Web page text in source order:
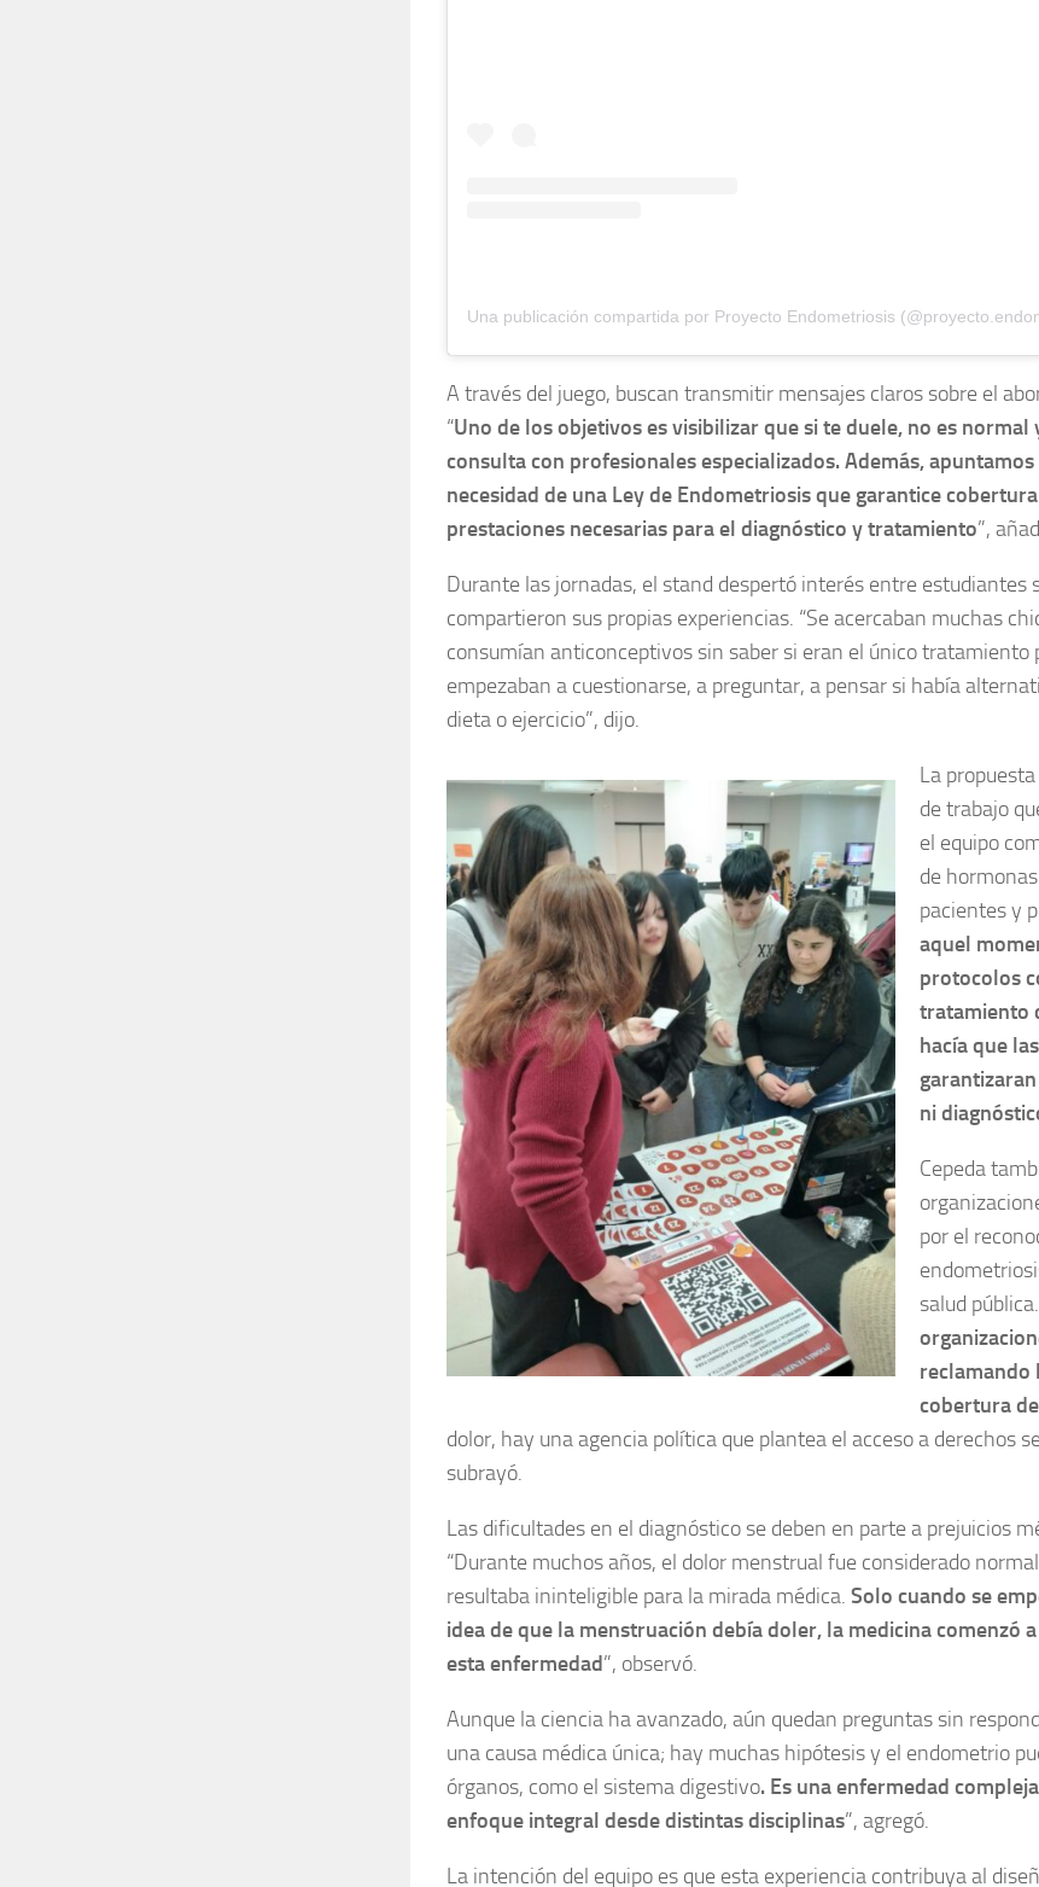
A través del juego, buscan transmitir mensajes claros sobre el
“Uno de los objetivos es visibilizar que si te duele, no es normal
consulta con profesionales especializados. Además,
necesidad de una Ley de Endometriosis que garantice
prestaciones necesarias para el diagnóstico y tratamiento”,
Durante las jornadas, el stand despertó interés entre estudiantes
compartieron sus propias experiencias. “Se acercaban muchas
consumían anticonceptivos sin saber si eran el único tratamiento
empezaban a cuestionarse, a preguntar, a pensar si había
dieta o ejercicio”, dijo.
La
de trabajo
el equipo
de
pacientes y
aquel
protocolos
tratamiento
hacía que
ni
Cepeda
por el
salud
reclamando
cobertura
dolor, hay una agencia política que plantea el acceso a derechos
subrayó.
Las dificultades en el diagnóstico se deben en parte a prejuicios
“Durante muchos años, el dolor menstrual fue considerado
resultaba ininteligible para la mirada médica. Solo cuando se
idea de que la menstruación debía doler, la medicina comenzó
esta enfermedad”, observó.
Aunque la ciencia ha avanzado, aún quedan preguntas sin
una causa médica única; hay muchas hipótesis y el endometrio
órganos, como el sistema digestivo. Es una enfermedad
enfoque integral desde distintas disciplinas”, agregó.
La intención del equipo es que esta experiencia contribuya al